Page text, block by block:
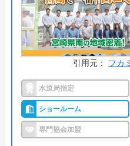
今すぐ電
0120-
受付時間
千人 の基本情報
運営会社 株式会社
引用元： フカ
水道局指定
ショールーム
専門協会加盟